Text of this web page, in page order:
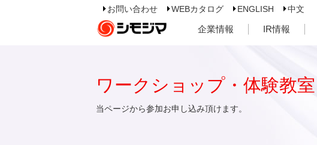
お問い合わせ WEBカタログ ENGLISH 中文
企業情報 IR情報
ワークショップ・体験教室
当ページから参加お申し込み頂けます。